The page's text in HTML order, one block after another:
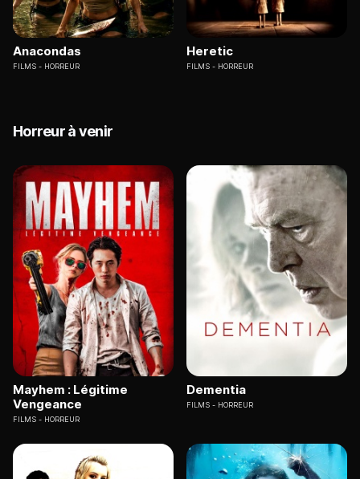
Anacondas
FILMS HORREUR
Heretic
FILMS HORREUR
Horreur à venir
Mayhem : Légitime
Vengeance
FILMS HORREUR
Dementia
FILMS HORREUR